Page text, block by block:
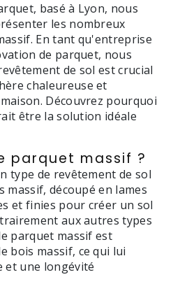
basé à Lyon, nous
les nombreux
En tant qu'entreprise
de parquet, nous
de sol est crucial
chaleureuse et
Découvrez pourquoi
être la solution idéale
parquet massif ?
type de revêtement de sol
découpé en lames
et finies pour créer un sol
aux autres types
parquet massif est
bois massif, ce qui lui
et une longévité